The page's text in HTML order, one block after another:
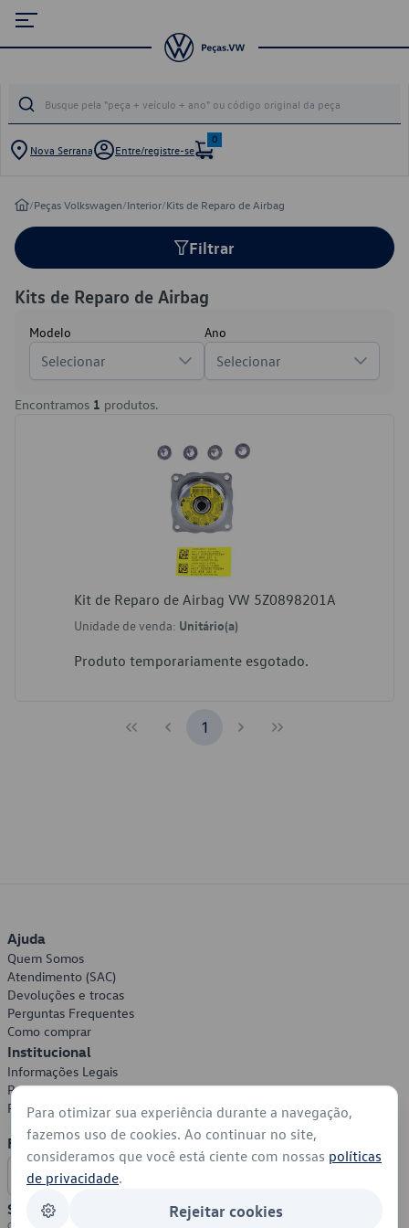
Nova Serrana Entre/registre-se
0
/Peças Volkswagen/Interior/Kits de Reparo de Airbag
Filtrar
Kits de Reparo de Airbag
Modelo
Selecionar
Ano
Selecionar
Encontramos 1 produtos.
Kit de Reparo de Airbag VW 5Z0898201A
Unidade de venda: Unitário(a)
Produto temporariamente esgotado.
1
Ajuda
Quem Somos
Atendimento (SAC)
Devoluções e trocas
Perguntas Frequentes
Como comprar
Institucional
Informações Legais
Política de Privacidade
Política de Cookies
Formas de Pagamento
Segurança
Para otimizar sua experiência durante a navegação,
fazemos uso de cookies. Ao continuar no site,
consideramos que você está ciente com nossas políticas
de privacidade.
Rejeitar cookies